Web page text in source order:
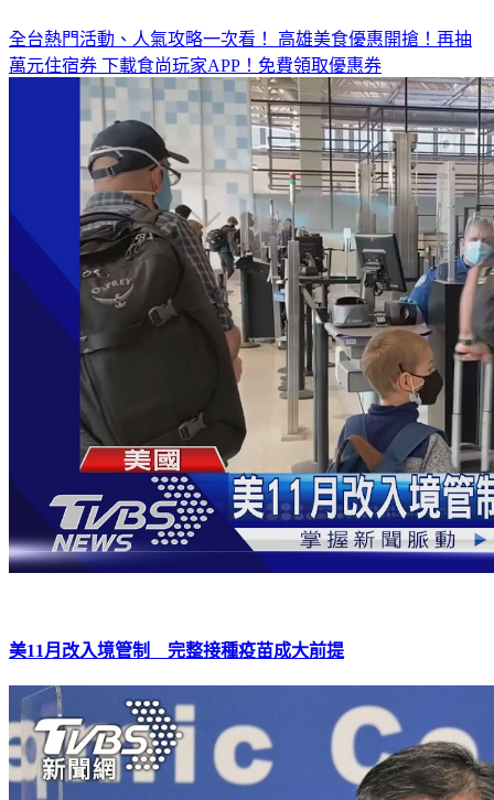
全台熱門活動、人氣攻略一次看！ 高雄美食優惠開搶！再抽
萬元住宿券 下載食尚玩家APP！免費領取優惠券
美11月改入境管制 完整接種疫苗成大前提